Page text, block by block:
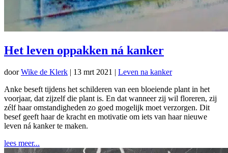
Het leven oppakken ná kanker
doorWike de Klerk | 13 mrt 2021 | Leven na kanker
Anke beseft tijdens het schilderen van een bloeiende plant in het
voorjaar, dat zijzelf die plant is. En dat wanneer zij wil floreren, zij
zélf haar omstandigheden zo goed mogelijk moet verzorgen. Dit
besef geeft haar de kracht en motivatie om iets van haar nieuwe
leven ná kanker te maken.
lees meer...